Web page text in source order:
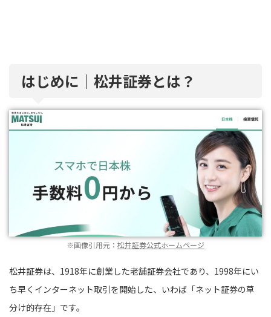
はじめに｜松井証券とは？
※画像引用元： 松井証券公式ホームページ
松井証券は、1918年に創業した老舗証券会社であり、1998年にい
ち早くインターネット取引を開始した、いわば「ネット証券の草
分け的存在」です。